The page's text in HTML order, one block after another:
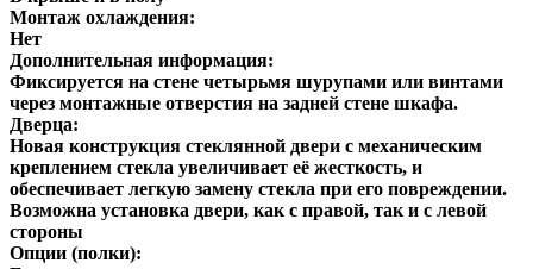
Монтаж охлаждения:
Нет
Дополнительная информация:
Фиксируется на стене четырьмя шурупами или винтами
через монтажные отверстия на задней стене шкафа.
Дверца:
Новая конструкция стеклянной двери с механическим
креплением стекла увеличивает её жесткость, и
обеспечивает легкую замену стекла при его повреждении.
Возможна установка двери, как с правой, так и с левой
стороны
Опции (полки):